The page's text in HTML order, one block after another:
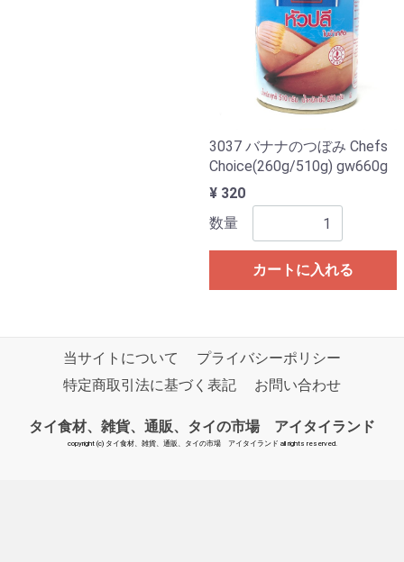
3037 バナナのつぼみ Chefs
Choice(260g/510g) gw660g
¥ 320
数量
カートに入れる
当サイトについて
プライバシーポリシー
特定商取引法に基づく表記
お問い合わせ
タイ食材、雑貨、通販、タイの市場 アイタイランド
copyright (c) タイ食材、雑貨、通販、タイの市場 アイタイランド all rights reserved.